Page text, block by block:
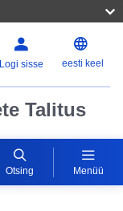
Logi sisse eesti keel
Talitus
Otsing Menüü